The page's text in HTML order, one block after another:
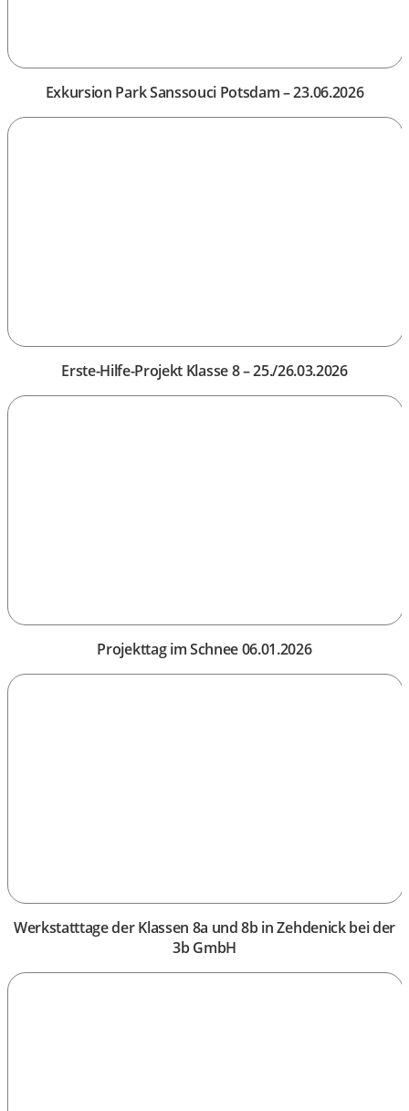
Exkursion Park Sanssouci Potsdam – 23.06.2026
Erste-Hilfe-Projekt Klasse 8 – 25./26.03.2026
Projekttag im Schnee 06.01.2026
Werkstatttage der Klassen 8a und 8b in Zehdenick bei der
3b GmbH